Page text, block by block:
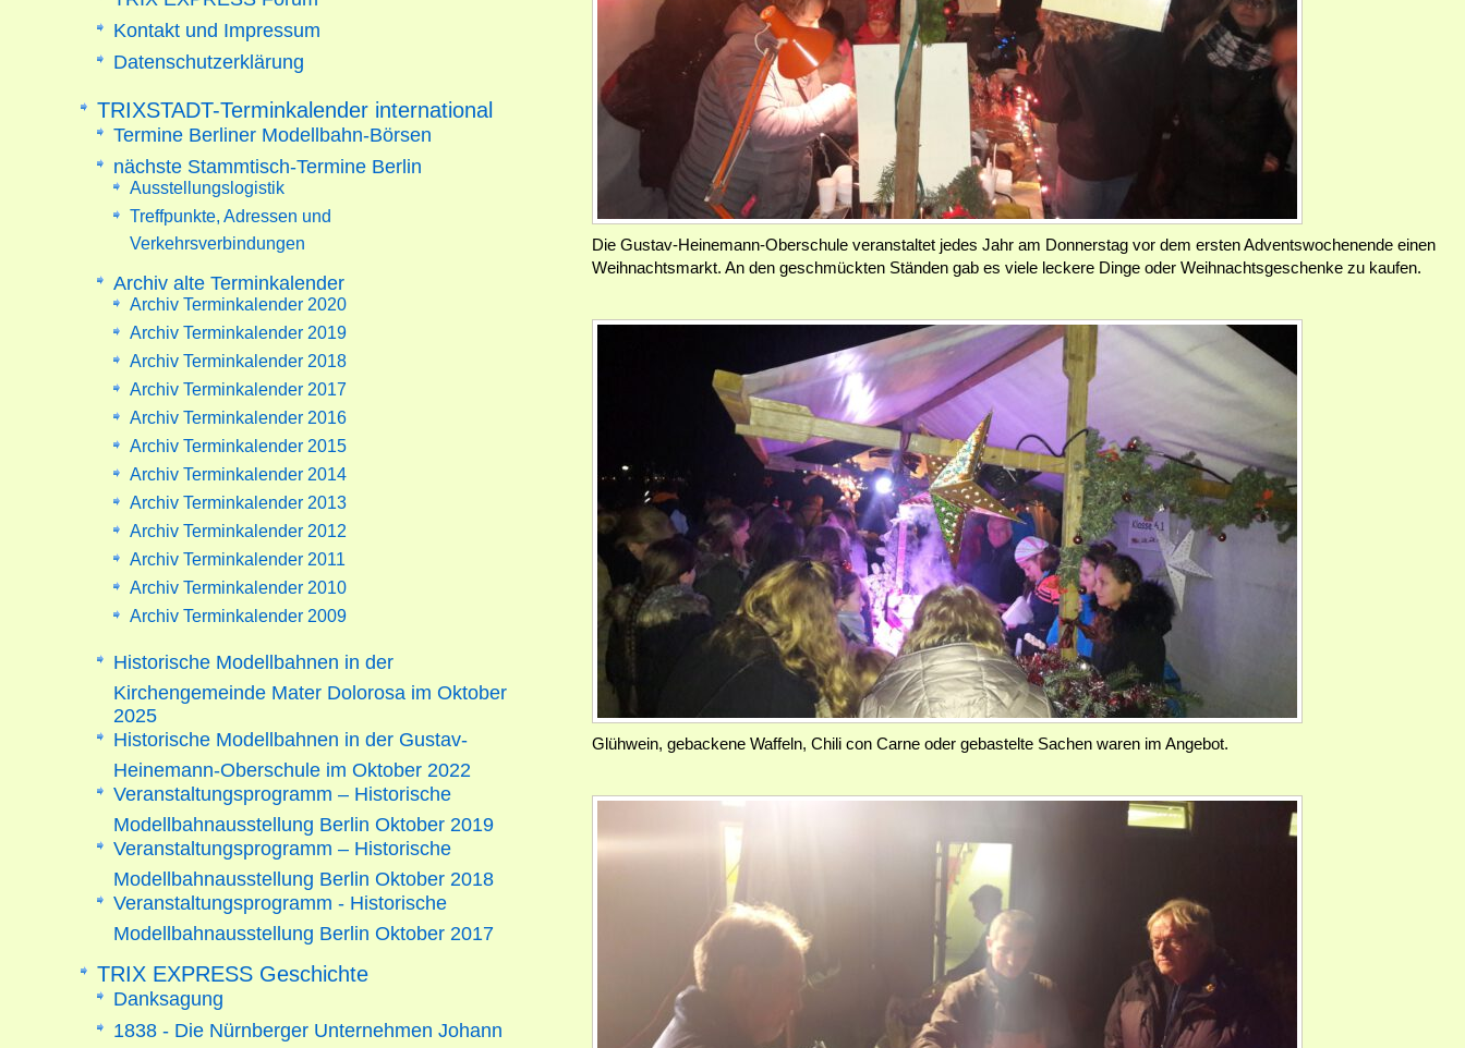
Die Gustav-Heinemann-Oberschule veranstaltet jedes Jahr am Donnerstag vor dem ersten Adventswochenende einen
Weihnachtsmarkt. An den geschmückten Ständen gab es viele leckere Dinge oder Weihnachtsgeschenke zu kaufen.
Glühwein, gebackene Waffeln, Chili con Carne oder gebastelte Sachen waren im Angebot.
Kontakt und Impressum
Datenschutzerklärung
TRIXSTADT-Terminkalender international
Termine Berliner Modellbahn-Börsen
nächste Stammtisch-Termine Berlin
Ausstellungslogistik
Treffpunkte, Adressen und
Verkehrsverbindungen
Archiv alte Terminkalender
Archiv Terminkalender 2020
Archiv Terminkalender 2019
Archiv Terminkalender 2018
Archiv Terminkalender 2017
Archiv Terminkalender 2016
Archiv Terminkalender 2015
Archiv Terminkalender 2014
Archiv Terminkalender 2013
Archiv Terminkalender 2012
Archiv Terminkalender 2011
Archiv Terminkalender 2010
Archiv Terminkalender 2009
Historische Modellbahnen in der
Kirchengemeinde Mater Dolorosa im Oktober
2025
Historische Modellbahnen in der Gustav-
Heinemann-Oberschule im Oktober 2022
Veranstaltungsprogramm – Historische
Modellbahnausstellung Berlin Oktober 2019
Veranstaltungsprogramm – Historische
Modellbahnausstellung Berlin Oktober 2018
Veranstaltungsprogramm - Historische
Modellbahnausstellung Berlin Oktober 2017
TRIX EXPRESS Geschichte
Danksagung
1838 - Die Nürnberger Unternehmen Johann